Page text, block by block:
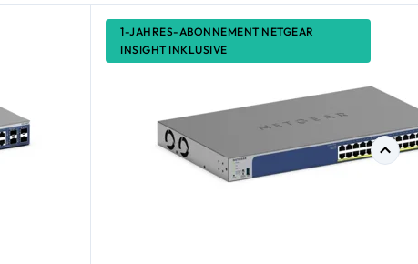
1-JAHRES-ABONNEMENT NETGEAR
INSIGHT INKLUSIVE